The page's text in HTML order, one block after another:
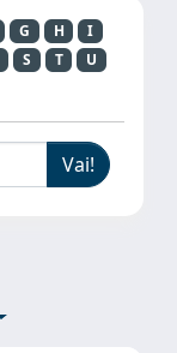
G H
I
S T
U